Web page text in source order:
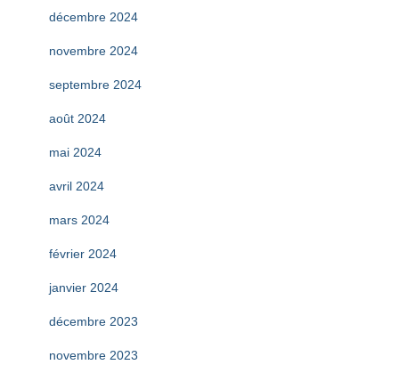
décembre 2024
novembre 2024
septembre 2024
août 2024
mai 2024
avril 2024
mars 2024
février 2024
janvier 2024
décembre 2023
novembre 2023